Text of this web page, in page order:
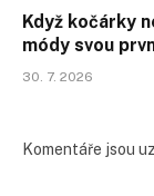
Když kočárky
módy svou
30. 7. 2026
Komentáře jsou